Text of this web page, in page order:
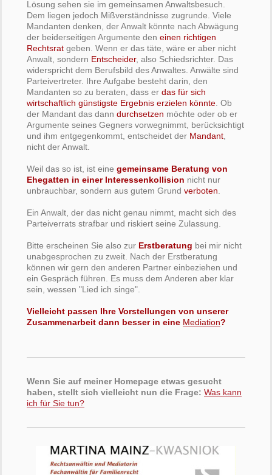
Lösung sehen sie im gemeinsamen Anwaltsbesuch.
Dem liegen jedoch Mißverständnisse zugrunde. Viele
Mandanten denken, der Anwalt könnte nach Abwägung
der beiderseitigen Argumente den einen richtigen
Rechtsrat geben. Wenn er das täte, wäre er aber nicht
Anwalt, sondern Entscheider, also Schiedsrichter. Das
widerspricht dem Berufsbild des Anwaltes. Anwälte sind
Parteivertreter. Ihre Aufgabe besteht darin, den
Mandanten so zu beraten, dass er das für sich
wirtschaftlich günstigste Ergebnis erzielen könnte . Ob
der Mandant das dann durchsetzen möchte oder ob er
Argumente seines Gegners vorwegnimmt, berücksichtigt
und ihm entgegenkommt, entscheidet der Mandant
nicht der Anwalt.
Weil das so ist, ist eine gemeinsame Beratung von
Ehegatten in einer Interessenkollision nicht nur
unbrauchbar, sondern aus gutem Grund verboten
Ein Anwalt, der das nicht genau nimmt, macht sich des
Parteiverrats strafbar und riskiert seine Zulassung.
Bitte erscheinen Sie also zur Erstberatung bei mir nicht
unabgesprochen zu zweit. Nach der Erstberatung
können wir gern den anderen Partner einbeziehen und
ein Gespräch führen. Es muss dem Anderen aber klar
sein, wessen "Lied ich singe".
Vielleicht passen Ihre Vorstellungen von unserer
Zusammenarbeit dann besser in eine Mediation?
Wenn Sie auf meiner Homepage etwas gesucht
haben, stellt sich vielleicht nun die Frage: Was kann
ich für Sie tun?